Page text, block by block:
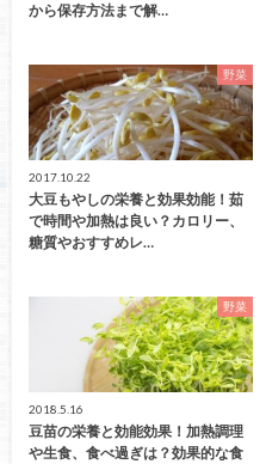
から保存方法まで解…
野菜
2017.10.22
大豆もやしの栄養と効果効能！茹
で時間や加熱は良い？カロリー、
糖質やおすすめレ…
野菜
2018.5.16
豆苗の栄養と効能効果！加熱調理
や生食、食べ過ぎは？効果的な食